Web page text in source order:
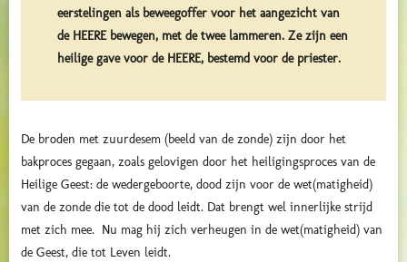
eerstelingen als beweegoffer voor het aangezicht van
de HEERE bewegen, met de twee lammeren. Ze zijn een
heilige gave voor de HEERE, bestemd voor de priester.
De broden met zuurdesem (beeld van de zonde) zijn door het
bakproces gegaan, zoals gelovigen door het heiligingsproces van de
Heilige Geest: de wedergeboorte, dood zijn voor de wet(matigheid)
van de zonde die tot de dood leidt. Dat brengt wel innerlijke strijd
met zich mee. Nu mag hij zich verheugen in de wet(matigheid) van
de Geest, die tot Leven leidt.